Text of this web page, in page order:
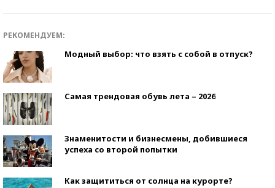
РЕКОМЕНДУЕМ:
Модный выбор: что взять с собой в отпуск?
Самая трендовая обувь лета – 2026
Знаменитости и бизнесмены, добившиеся
успеха со второй попытки
Как защититься от солнца на курорте?